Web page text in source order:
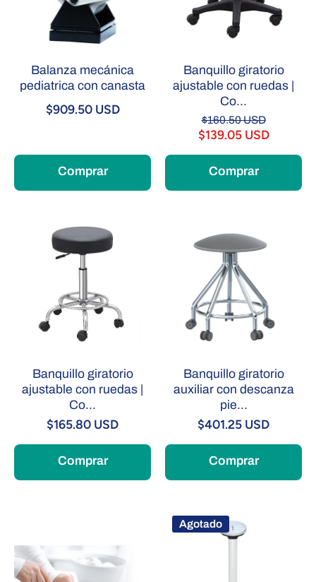
Balanza mecánica
pediatrica con canasta
$909.50 USD
Comprar
Banquillo giratorio
ajustable con ruedas |
Co...
$160.50 USD
$139.05 USD
Comprar
Banquillo giratorio
ajustable con ruedas |
Co...
$165.80 USD
Comprar
Banquillo giratorio
auxiliar con descanza
pie...
$401.25 USD
Comprar
Agotado